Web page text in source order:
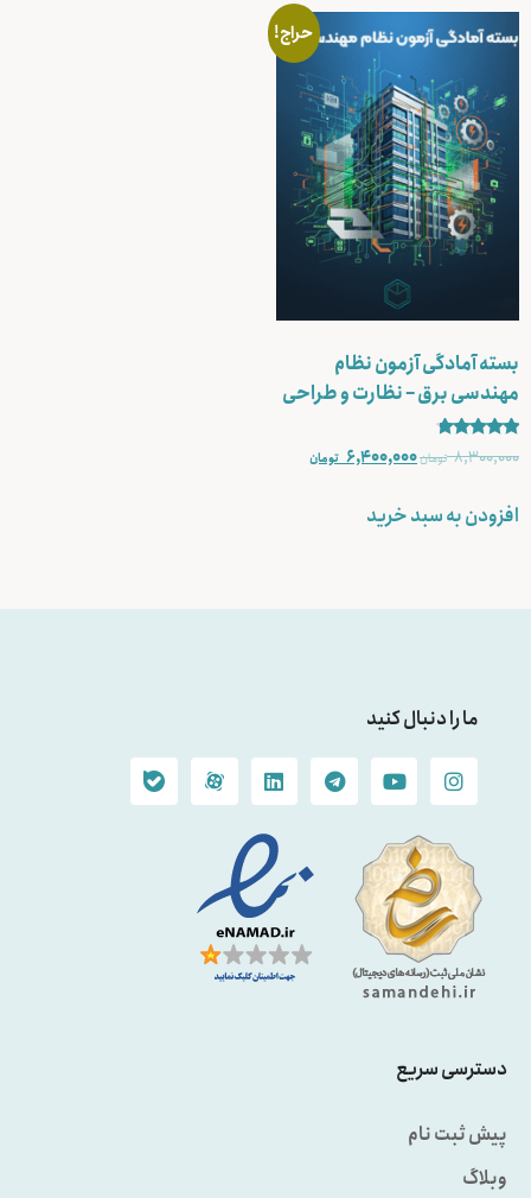
حراج!
بسته آمادگی آزمون نظام
مهندسی برق – نظارت و طراحی
4.50
8,300,000 تومان6,400,000 تومان
افزودن به سبد خرید
ما را دنبال کنید
دسترسی سریع
پیش ثبت نام
وبلاگ